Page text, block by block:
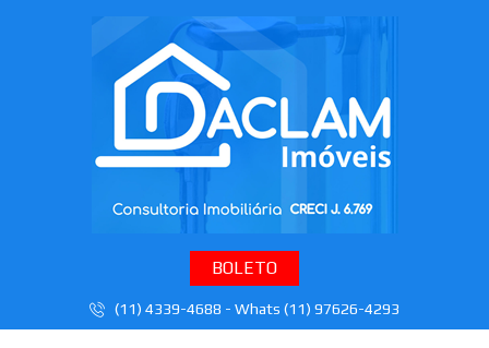
BOLETO
(11) 4339-4688 - Whats (11) 97626-4293